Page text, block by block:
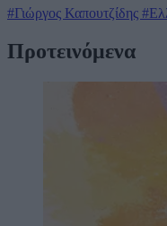
#Γιώργος Καπουτζίδης
Προτεινόμενα